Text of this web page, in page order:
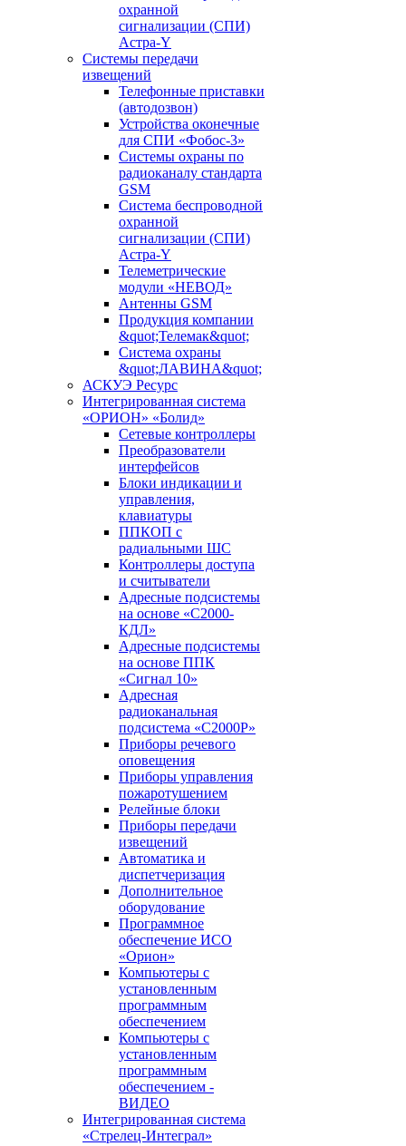
охранной
сигнализации (СПИ)
Астра-Y
Системы передачи
извещений
Телефонные приставки
(автодозвон)
Устройства оконечные
для СПИ «Фобос-3»
Системы охраны по
радиоканалу стандарта
GSM
Система беспроводной
охранной
сигнализации (СПИ)
Астра-Y
Телеметрические
модули «НЕВОД»
Антенны GSM
Продукция компании
&quot;Телемак&quot;
Система охраны
&quot;ЛАВИНА&quot;
АСКУЭ Ресурс
Интегрированная система
«ОРИОН» «Болид»
Сетевые контроллеры
Преобразователи
интерфейсов
Блоки индикации и
управления,
клавиатуры
ППКОП с
радиальными ШС
Контроллеры доступа
и считыватели
Адресные подсистемы
на основе «С2000-
КДЛ»
Адресные подсистемы
на основе ППК
«Сигнал 10»
Адресная
радиоканальная
подсистема «С2000Р»
Приборы речевого
оповещения
Приборы управления
пожаротушением
Релейные блоки
Приборы передачи
извещений
Автоматика и
диспетчеризация
Дополнительное
оборудование
Программное
обеспечение ИСО
«Орион»
Компьютеры с
установленным
программным
обеспечением
Компьютеры с
установленным
программным
обеспечением -
ВИДЕО
Интегрированная система
«Стрелец-Интеграл»